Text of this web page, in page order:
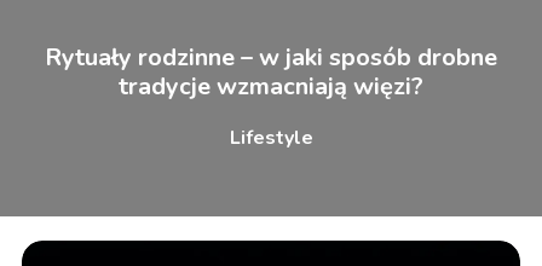
Rytuały rodzinne – w jaki sposób drobne
tradycje wzmacniają więzi?
Lifestyle